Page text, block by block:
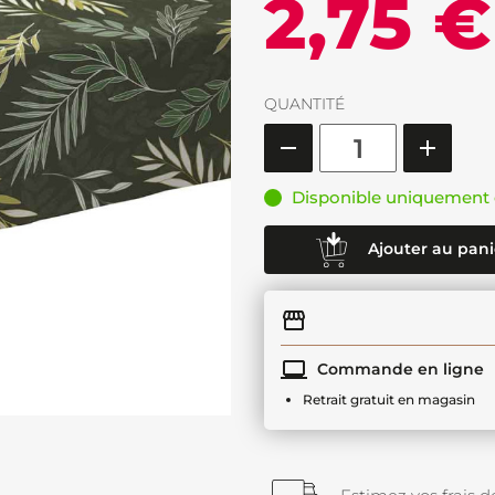
2,75 €
QUANTITÉ
Disponible uniquement
Ajouter au
Commande en ligne
Retrait gratuit en magasin